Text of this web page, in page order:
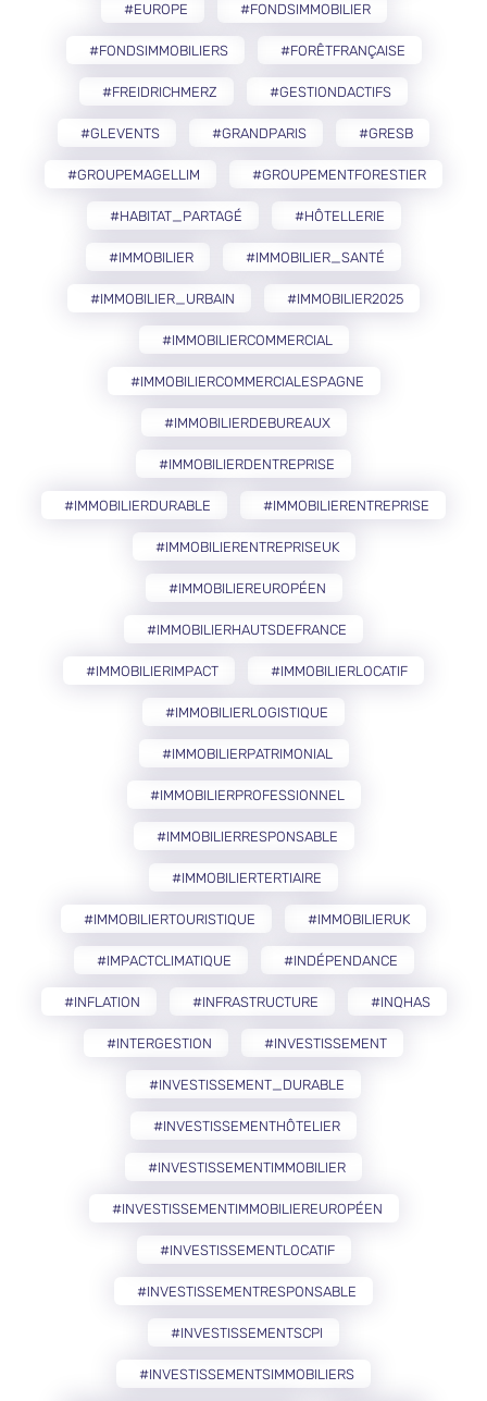
#EUROPE #FONDSIMMOBILIER
#FONDSIMMOBILIERS #FORÊTFRANÇAISE
#FREIDRICHMERZ #GESTIONDACTIFS
#GLEVENTS #GRANDPARIS #GRESB
#GROUPEMAGELLIM #GROUPEMENTFORESTIER
#HABITAT_PARTAGÉ #HÔTELLERIE
#IMMOBILIER #IMMOBILIER_SANTÉ
#IMMOBILIER_URBAIN #IMMOBILIER2025
#IMMOBILIERCOMMERCIAL
#IMMOBILIERCOMMERCIALESPAGNE
#IMMOBILIERDEBUREAUX
#IMMOBILIERDENTREPRISE
#IMMOBILIERDURABLE #IMMOBILIERENTREPRISE
#IMMOBILIERENTREPRISEUK
#IMMOBILIEREUROPÉEN
#IMMOBILIERHAUTSDEFRANCE
#IMMOBILIERIMPACT #IMMOBILIERLOCATIF
#IMMOBILIERLOGISTIQUE
#IMMOBILIERPATRIMONIAL
#IMMOBILIERPROFESSIONNEL
#IMMOBILIERRESPONSABLE
#IMMOBILIERTERTIAIRE
#IMMOBILIERTOURISTIQUE #IMMOBILIERUK
#IMPACTCLIMATIQUE #INDÉPENDANCE
#INFLATION #INFRASTRUCTURE #INQHAS
#INTERGESTION #INVESTISSEMENT
#INVESTISSEMENT_DURABLE
#INVESTISSEMENTHÔTELIER
#INVESTISSEMENTIMMOBILIER
#INVESTISSEMENTIMMOBILIEREUROPÉEN
#INVESTISSEMENTLOCATIF
#INVESTISSEMENTRESPONSABLE
#INVESTISSEMENTSCPI
#INVESTISSEMENTSIMMOBILIERS